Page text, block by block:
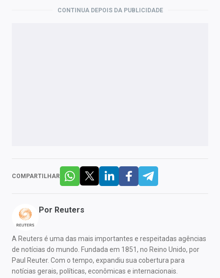
CONTINUA DEPOIS DA PUBLICIDADE
COMPARTILHAR
Por Reuters
A Reuters é uma das mais importantes e respeitadas agências
de notícias do mundo. Fundada em 1851, no Reino Unido, por
Paul Reuter. Com o tempo, expandiu sua cobertura para
notícias gerais, políticas, econômicas e internacionais.